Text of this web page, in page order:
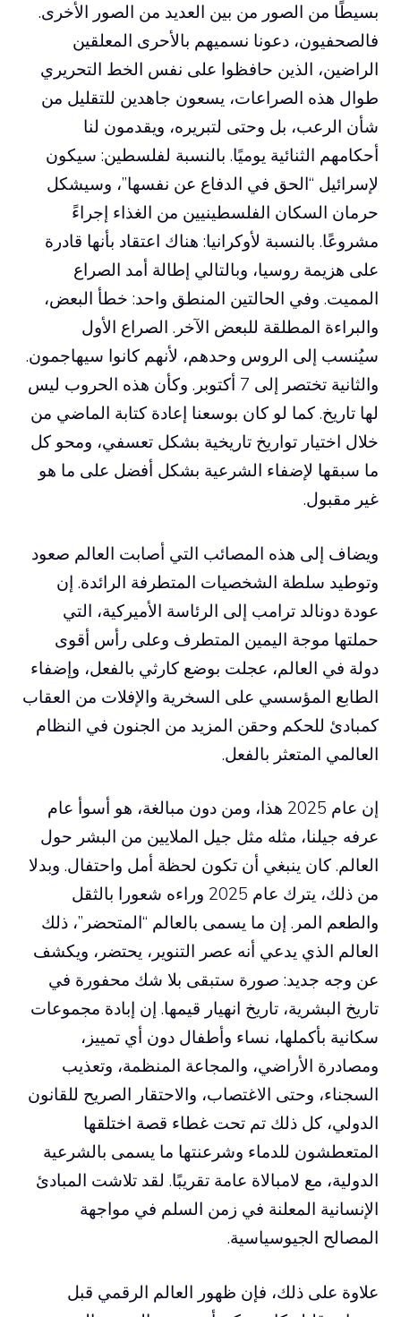
بسيطًا من الصور من بين العديد من الصور الأخرى.
فالصحفيون، دعونا نسميهم بالأحرى المعلقين
الراضين، الذين حافظوا على نفس الخط التحريري
طوال هذه الصراعات، يسعون جاهدين للتقليل من
شأن الرعب، بل وحتى لتبريره، ويقدمون لنا
أحكامهم الثنائية يوميًا. بالنسبة لفلسطين: سيكون
لإسرائيل “الحق في الدفاع عن نفسها”، وسيشكل
حرمان السكان الفلسطينيين من الغذاء إجراءً
مشروعًا. بالنسبة لأوكرانيا: هناك اعتقاد بأنها قادرة
على هزيمة روسيا، وبالتالي إطالة أمد الصراع
المميت. وفي الحالتين المنطق واحد: خطأ البعض،
والبراءة المطلقة للبعض الآخر. الصراع الأول
سيُنسب إلى الروس وحدهم، لأنهم كانوا سيهاجمون.
والثانية تختصر إلى 7 أكتوبر. وكأن هذه الحروب ليس
لها تاريخ. كما لو كان بوسعنا إعادة كتابة الماضي من
خلال اختيار تواريخ تاريخية بشكل تعسفي، ومحو كل
ما سبقها لإضفاء الشرعية بشكل أفضل على ما هو
غير مقبول.
ويضاف إلى هذه المصائب التي أصابت العالم صعود
وتوطيد سلطة الشخصيات المتطرفة الرائدة. إن
عودة دونالد ترامب إلى الرئاسة الأميركية، التي
حملتها موجة اليمين المتطرف وعلى رأس أقوى
دولة في العالم، عجلت بوضع كارثي بالفعل، وإضفاء
الطابع المؤسسي على السخرية والإفلات من العقاب
كمبادئ للحكم وحقن المزيد من الجنون في النظام
العالمي المتعثر بالفعل.
إن عام 2025 هذا، ومن دون مبالغة، هو أسوأ عام
عرفه جيلنا، مثله مثل جيل الملايين من البشر حول
العالم. كان ينبغي أن تكون لحظة أمل واحتفال. وبدلا
من ذلك، يترك عام 2025 وراءه شعورا بالثقل
والطعم المر. إن ما يسمى بالعالم “المتحضر”، ذلك
العالم الذي يدعي أنه عصر التنوير، يحتضر، ويكشف
عن وجه جديد: صورة ستبقى بلا شك محفورة في
تاريخ البشرية، تاريخ انهيار قيمها. إن إبادة مجموعات
سكانية بأكملها، نساء وأطفال دون أي تمييز،
ومصادرة الأراضي، والمجاعة المنظمة، وتعذيب
السجناء، وحتى الاغتصاب، والاحتقار الصريح للقانون
الدولي، كل ذلك تم تحت غطاء قصة اختلقها
المتعطشون للدماء وشرعنتها ما يسمى بالشرعية
الدولية، مع لامبالاة عامة تقريبًا. لقد تلاشت المبادئ
الإنسانية المعلنة في زمن السلم في مواجهة
المصالح الجيوسياسية.
علاوة على ذلك، فإن ظهور العالم الرقمي قبل